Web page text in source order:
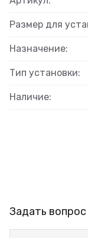
Размер для
Назначение:
Тип установки:
Наличие:
Задать